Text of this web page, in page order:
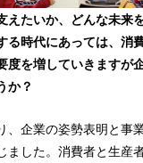
たいか、どんな未来
る時代にあっては、消
度を増していきますが
か？
、企業の姿勢表明と事
ました。消費者と生産